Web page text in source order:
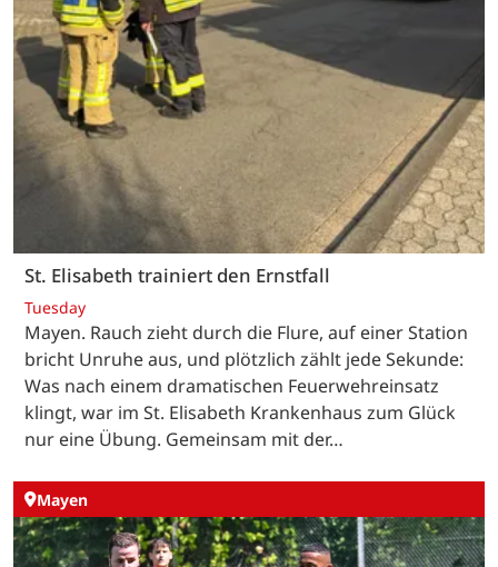
St. Elisabeth trainiert den Ernstfall
Tuesday
Mayen. Rauch zieht durch die Flure, auf einer Station
bricht Unruhe aus, und plötzlich zählt jede Sekunde:
Was nach einem dramatischen Feuerwehreinsatz
klingt, war im St. Elisabeth Krankenhaus zum Glück
nur eine Übung. Gemeinsam mit der…
Mayen